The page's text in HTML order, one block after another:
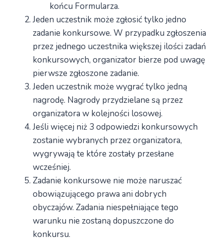
końcu Formularza.
Jeden uczestnik może zgłosić tylko jedno
zadanie konkursowe. W przypadku zgłoszenia
przez jednego uczestnika większej ilości zadań
konkursowych, organizator bierze pod uwagę
pierwsze zgłoszone zadanie.
Jeden uczestnik może wygrać tylko jedną
nagrodę. Nagrody przydzielane są przez
organizatora w kolejności losowej.
Jeśli więcej niż 3 odpowiedzi konkursowych
zostanie wybranych przez organizatora,
wygrywają te które zostały przesłane
wcześniej.
Zadanie konkursowe nie może naruszać
obowiązującego prawa ani dobrych
obyczajów. Zadania niespełniające tego
warunku nie zostaną dopuszczone do
konkursu.